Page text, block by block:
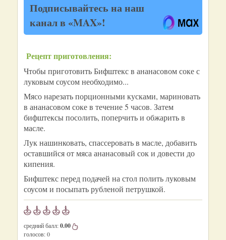
Подписывайтесь на наш
канал в «MAX»!
Рецепт приготовления:
Чтобы приготовить Бифштекс в ананасовом соке с
луковым соусом необходимо...
Мясо нарезать порционными кусками, мариновать
в ананасовом соке в течение 5 часов. Затем
бифштексы посолить, поперчить и обжарить в
масле.
Лук нашинковать, спассеровать в масле, добавить
оставшийся от мяса ананасовый сок и довести до
кипения.
Бифштекс перед подачей на стол полить луковым
соусом и посыпать рубленой петрушкой.
средний балл:0.00
голосов:0